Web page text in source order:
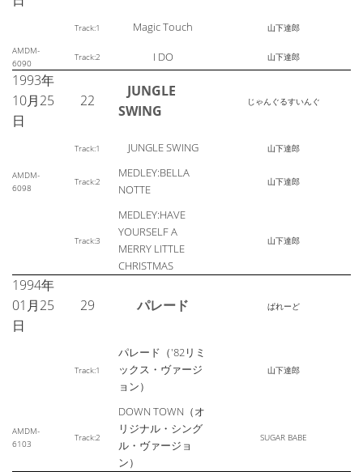
Track:1 Magic Touch 山下達郎
AMDM-
6090
Track:2 I DO 山下達郎
1993年
10月25
日
22
JUNGLE
SWING
じゃんぐるすいんぐ
Track:1 JUNGLE SWING 山下達郎
AMDM-
6098
Track:2
MEDLEY:BELLA
NOTTE
山下達郎
Track:3
MEDLEY:HAVE
YOURSELF A
MERRY LITTLE
CHRISTMAS
山下達郎
1994年
01月25
日
29 パレード ぱれーど
Track:1
パレード（'82リミ
ックス・ヴァージ
ョン）
山下達郎
AMDM-
6103
Track:2
DOWN TOWN（オ
リジナル・シング
ル・ヴァージョ
ン）
SUGAR BABE